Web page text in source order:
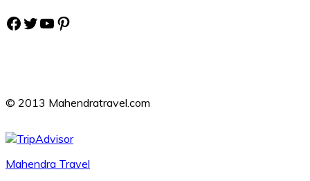
Facebook
Twitter
YouTube
Pinterest
© 2013 Mahendratravel.com
Mahendra Travel